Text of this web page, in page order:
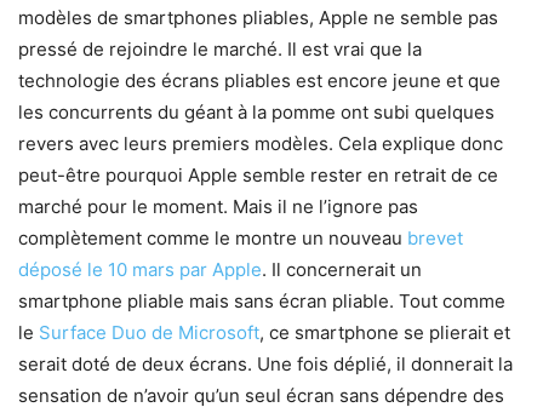
modèles de smartphones pliables, Apple ne semble pas
pressé de rejoindre le marché. Il est vrai que la
technologie des écrans pliables est encore jeune et que
les concurrents du géant à la pomme ont subi quelques
revers avec leurs premiers modèles. Cela explique donc
peut-être pourquoi Apple semble rester en retrait de ce
marché pour le moment. Mais il ne l’ignore pas
complètement comme le montre un nouveau brevet
déposé le 10 mars par Apple. Il concernerait un
smartphone pliable mais sans écran pliable. Tout comme
le Surface Duo de Microsoft, ce smartphone se plierait et
serait doté de deux écrans. Une fois déplié, il donnerait la
sensation de n’avoir qu’un seul écran sans dépendre des